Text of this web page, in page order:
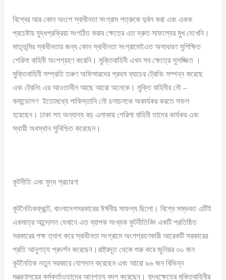
বিশ্বের আর কোন অংশে স্বাধীনতা সংগ্রাম শত্রুকে দুর্বল করা এবং একক
প্রচেষ্টায় যুদ্ধপ্রক্রিয়া সংগঠিত করার ক্ষেত্রে এত দ্রুত সাফল্যের মুখ দেখেনি।
মাতৃভূমির স্বাধীনতার জন্য কোন স্বাধীনতা সংগ্রামেইএত অসাধারণ সুশিক্ষিত
গেরিলা বাহিনী অংশগ্রহণ করেনি। মুক্তিবাহিনী এখন সব ক্ষেত্রে সুসজ্জিত ।
মুক্তিবাহিনী সম্প্রতি তরুণ অফিসারদের প্রথম ব্যাচের ট্রেনিং সম্পন্ন করেছে
এবং ট্রেনিং এর আওতাধীন আছে আরো অনেকে। মুক্তি বাহিনীর নৌ –
কমান্ডোগণ ইতোমধ্যে পাকিস্তানি নৌ চলাচলকে অকার্যকর করতে সফল
হয়েছেন। ঢাকা সহ অন্যান্য বড় এলাকায় গেরিলা বাহিনী তাদের কার্যকর এবং
স্থায়ী অবস্থান সুনিশ্চিত করেছেন।
কূটনীতি এবং যুদ্ধ প্রচারণা
কূটনৈতিকফ্রন্টে, বাংলাদেশসরকারের ঈর্ষনীয় সাফল্য ছিলো। বিশ্বে সম্ভবত এটিই
একমাত্র আন্দোলন যেখানে এত ব্যাপক সংখ্যক কূটনীতিবিদ একটি প্রতিষ্ঠিত
সরকারের পক্ষ ত্যাগ করে স্বাধীনতা সংগ্রামে অংশগ্রহণকারী আরেকটি সরকারের
প্রতি আনুগত্য প্রদর্শন করেছেন।রাষ্ট্রদূত থেকে শুরু করে জুনিয়র ৩০ জন
কূটনৈতিক নতুন সরকারে যোগদান করেছেন এবং আরো ৯৬ জন বিভিন্ন
মন্ত্রণালয়ের কর্মকর্তাওতাদের আনুগত্য বদল করেছেন। যুদ্ধক্ষেত্রে মুক্তিবাহিনীর